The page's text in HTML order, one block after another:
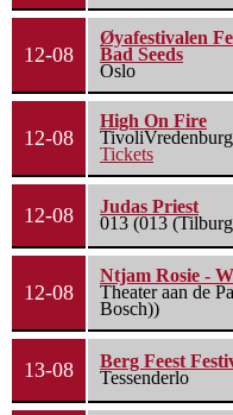
12-08
Øyafestivalen
Bad Seeds
Oslo
12-08
High On Fire
Tickets
12-08
Judas Priest
013 (013
12-08
Ntjam Rosie -
Theater aan de
Bosch))
13-08
Berg Feest
Tessenderlo